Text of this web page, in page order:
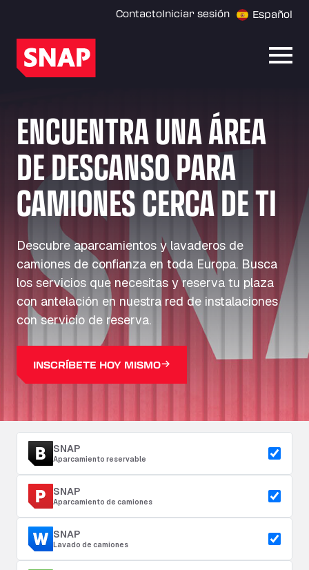
ContactoIniciar sesión Español
ENCUENTRA UNA ÁREA
DE DESCANSO PARA
CAMIONES CERCA DE TI
Descubre aparcamientos y lavaderos de
camiones de confianza en toda Europa. Busca
los servicios que necesitas y reserva tu plaza
con antelación en nuestra red de instalaciones
con servicio de reserva.
INSCRÍBETE HOY MISMO
SNAP
Aparcamiento reservable
SNAP
Aparcamiento de camiones
SNAP
Lavado de camiones